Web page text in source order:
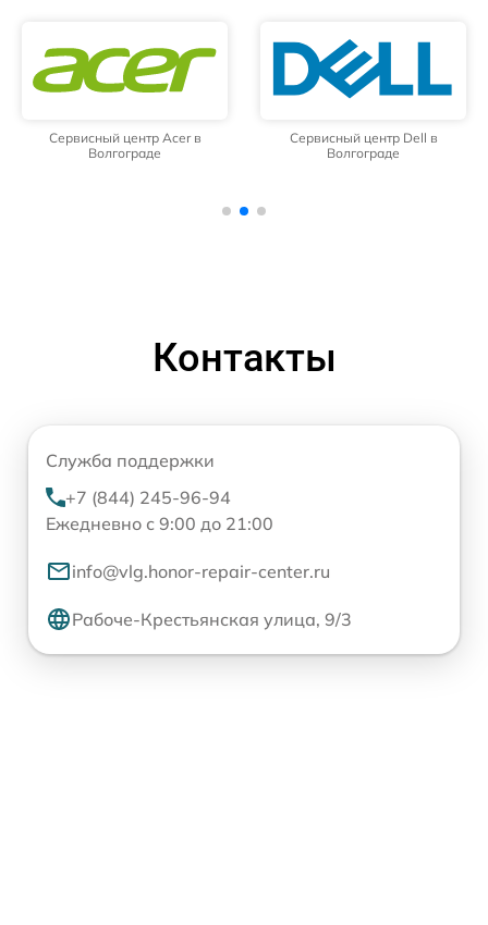
Сервисный центр Dell в
Волгограде
Сервисный центр HP в
Волгограде
Контакты
Служба поддержки
+7 (844) 245-96-94
Ежедневно с 9:00 до 21:00
info@vlg.honor-repair-center.ru
Рабоче-Крестьянская улица, 9/3